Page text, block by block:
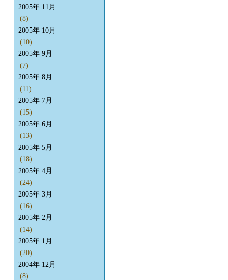
2005年 11月
(8)
2005年 10月
(10)
2005年 9月
(7)
2005年 8月
(11)
2005年 7月
(15)
2005年 6月
(13)
2005年 5月
(18)
2005年 4月
(24)
2005年 3月
(16)
2005年 2月
(14)
2005年 1月
(20)
2004年 12月
(8)